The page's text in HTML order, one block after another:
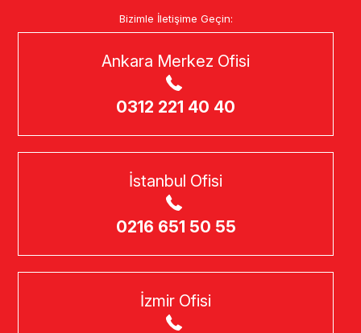
Bizimle İletişime Geçin:
Ankara Merkez Ofisi
0312 221 40 40
İstanbul Ofisi
0216 651 50 55
İzmir Ofisi